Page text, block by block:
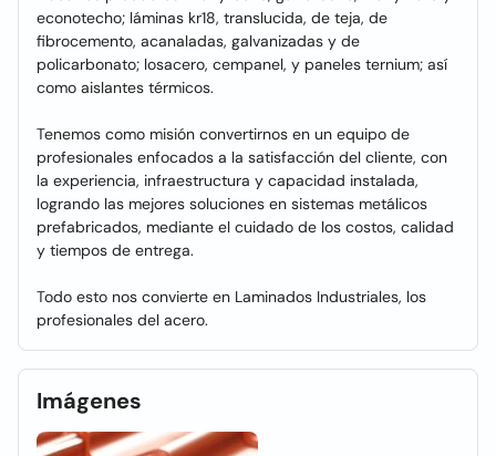
econotecho; láminas kr18, translucida, de teja, de
fibrocemento, acanaladas, galvanizadas y de
policarbonato; losacero, cempanel, y paneles ternium; así
como aislantes térmicos.
Tenemos como misión convertirnos en un equipo de
profesionales enfocados a la satisfacción del cliente, con
la experiencia, infraestructura y capacidad instalada,
logrando las mejores soluciones en sistemas metálicos
prefabricados, mediante el cuidado de los costos, calidad
y tiempos de entrega.
Todo esto nos convierte en Laminados Industriales, los
profesionales del acero.
Imágenes